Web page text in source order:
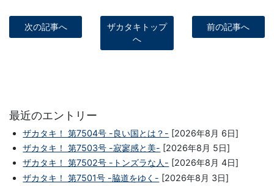
次の記事へ
ザカタキトップ
へ
前の記事へ
最近のエントリー
ザカタキ！ 第7504号 -良い国とは？- [2026年8月 6日]
ザカタキ！ 第7503号 -寂寥感と美- [2026年8月 5日]
ザカタキ！ 第7502号 -トンズラな人- [2026年8月 4日]
ザカタキ！ 第7501号 -脇道をゆく- [2026年8月 3日]